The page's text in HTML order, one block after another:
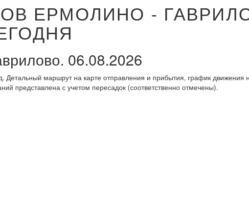
ЕРМОЛИНО -
06.08.2026
маршрут на карте отправления и прибытия, график движения
представлена с учетом пересадок (соответственно отмечены).